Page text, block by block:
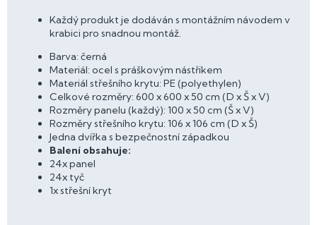
Každý produkt je dodáván s montážním návodem v
krabici pro snadnou montáž.
Barva: černá
Materiál: ocel s práškovým nástřikem
Materiál střešního krytu: PE (polyethylen)
Celkové rozměry: 600 x 600 x 50 cm (D x Š x V)
Rozměry panelu (každý): 100 x 50 cm (Š x V)
Rozměry střešního krytu: 106 x 106 cm (D x Š)
Jedna dvířka s bezpečnostní západkou
Balení obsahuje:
24x panel
24x tyč
1x střešní kryt